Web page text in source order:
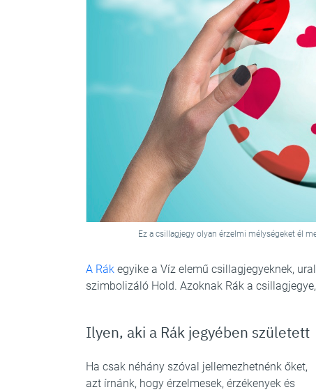
Ez a csillagjegy olyan érzelmi mélységeket él
A Rák egyike a Víz elemű csillagjegyeknek,
szimbolizáló Hold. Azoknak Rák a
Ilyen, aki a Rák jegyében született
Ha csak néhány szóval jellemezhetnénk őket,
azt írnánk, hogy érzelmesek, érzékenyek és